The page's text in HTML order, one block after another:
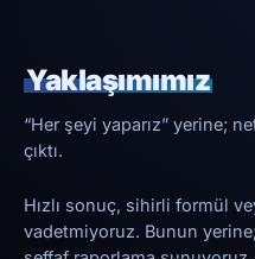
Yaklaşımımız
“Her şeyi yaparız” yerine;
çıktı.
Hızlı sonuç, sihirli formül
vadetmiyoruz. Bunun